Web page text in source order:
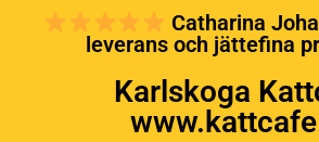
Catharina
leverans och jättefina
Karlskoga